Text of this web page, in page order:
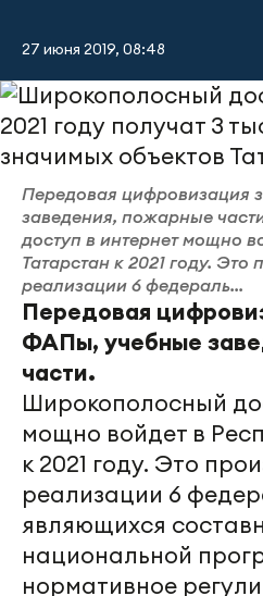
27 июня 2019, 08:48
Передовая цифровизация
заведения, пожарные
доступ в интернет мощно
Татарстан к 2021 году. Это
реализации 6 федераль...
Передовая
ФАПы, учебные
части.
Широкополосный
мощно войдет в
к 2021 году. Это
реализации 6
являющихся
национальной
нормативное